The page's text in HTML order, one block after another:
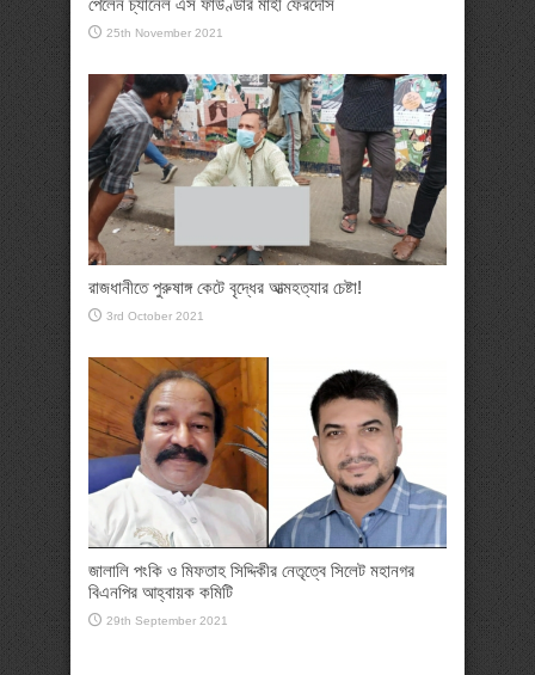
25th November 2021
রাজধানীতে পুরুষাঙ্গ কেটে বৃদ্ধের আত্মহত্যার চেষ্টা!
3rd October 2021
জালালি পংকি ও মিফতাহ সিদ্দিকীর নেতৃত্বে সিলেট মহানগর
বিএনপির আহ্বায়ক কমিটি
29th September 2021